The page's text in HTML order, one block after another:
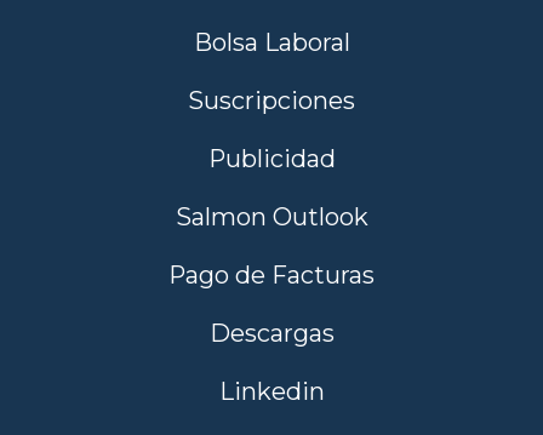
Bolsa Laboral
Suscripciones
Publicidad
Salmon Outlook
Pago de Facturas
Descargas
Linkedin